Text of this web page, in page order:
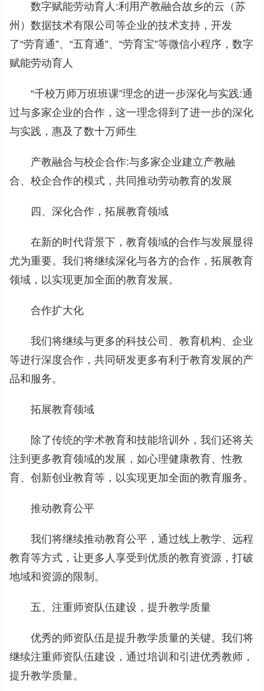
数字赋能劳动育人:利用产教融合故乡的云（苏
州）数据技术有限公司等企业的技术支持，开发
了“劳育通”、“五育通”、“劳育宝”等微信小程序，数字
赋能劳动育人
“千校万师万班班课”理念的进一步深化与实践:通
过与多家企业的合作，这一理念得到了进一步的深化
与实践，惠及了数十万师生
产教融合与校企合作:与多家企业建立产教融
合、校企合作的模式，共同推动劳动教育的发展
四、深化合作，拓展教育领域
在新的时代背景下，教育领域的合作与发展显得
尤为重要。我们将继续深化与各方的合作，拓展教育
领域，以实现更加全面的教育发展。
合作扩大化
我们将继续与更多的科技公司、教育机构、企业
等进行深度合作，共同研发更多有利于教育发展的产
品和服务。
拓展教育领域
除了传统的学术教育和技能培训外，我们还将关
注到更多教育领域的发展，如心理健康教育、性教
育、创新创业教育等，以实现更加全面的教育服务。
推动教育公平
我们将继续推动教育公平，通过线上教学、远程
教育等方式，让更多人享受到优质的教育资源，打破
地域和资源的限制。
五、注重师资队伍建设，提升教学质量
优秀的师资队伍是提升教学质量的关键。我们将
继续注重师资队伍建设，通过培训和引进优秀教师，
提升教学质量。